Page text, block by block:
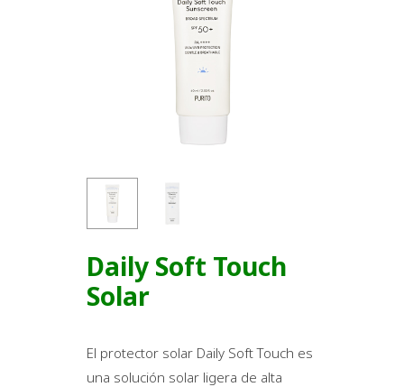
Daily Soft Touch
Solar
El protector solar Daily Soft Touch es
una solución solar ligera de alta